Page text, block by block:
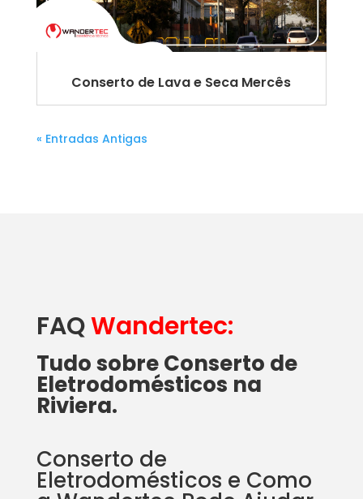
Conserto de Lava e Seca Mercês
« Entradas Antigas
FAQWandertec:
Tudo sobre Conserto de
Eletrodomésticos na
Riviera.
Conserto de
Eletrodomésticos e Como